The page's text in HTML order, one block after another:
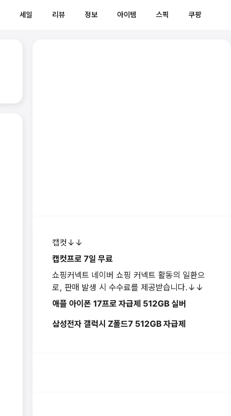
세일 리뷰 정보 아이템 스픽 쿠팡
캡컷↓↓
캡컷프로 7일 무료
쇼핑커넥트 네이버 쇼핑 커넥트 활동의 일환으
로, 판매 발생 시 수수료를 제공받습니다.↓↓
애플 아이폰 17프로 자급제 512GB 실버
삼성전자 갤럭시 Z폴드7 512GB 자급제